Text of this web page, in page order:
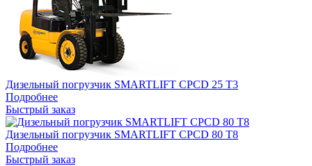
Дизельный погрузчик SMARTLIFT CPCD 25 T3
Подробнее
Быстрый заказ
Дизельный погрузчик SMARTLIFT CPCD 80 T8
Подробнее
Быстрый заказ